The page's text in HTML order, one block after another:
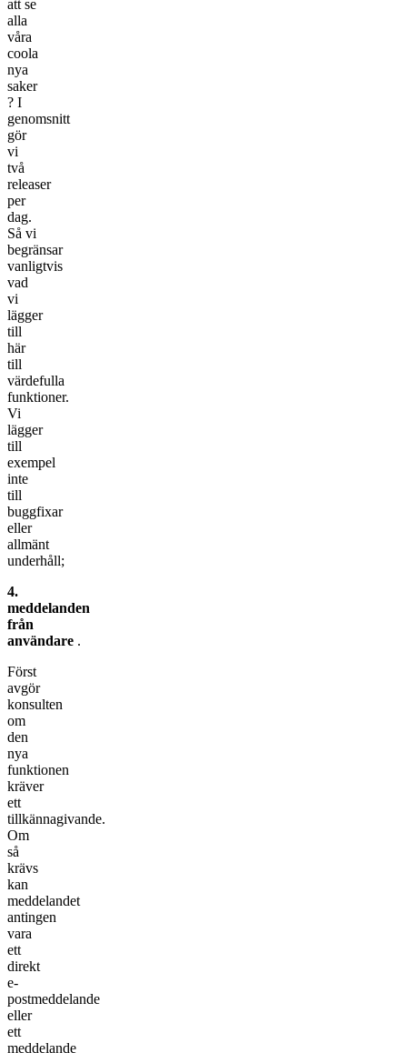
att se
alla
våra
coola
nya
saker
? I
genomsnitt
gör
vi
två
releaser
per
dag.
Så vi
begränsar
vanligtvis
vad
vi
lägger
till
här
till
värdefulla
funktioner.
Vi
lägger
till
exempel
inte
till
buggfixar
eller
allmänt
underhåll;
4.
meddelanden
från
användare .
Först
avgör
konsulten
om
den
nya
funktionen
kräver
ett
tillkännagivande.
Om
så
krävs
kan
meddelandet
antingen
vara
ett
direkt
e-
postmeddelande
eller
ett
meddelande